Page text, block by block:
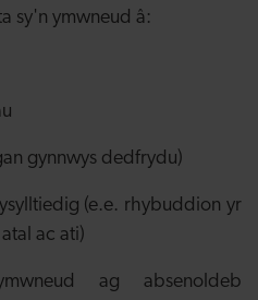
sy'n ymwneud â:
gynnwys dedfrydu)
(e.e. rhybuddion yr
ac ati)
ag absenoldeb